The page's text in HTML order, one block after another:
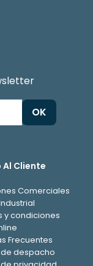
Al Cliente
Comerciales
y condiciones
Frecuentes
despacho